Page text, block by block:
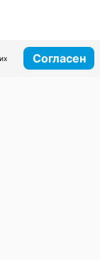
Согласен